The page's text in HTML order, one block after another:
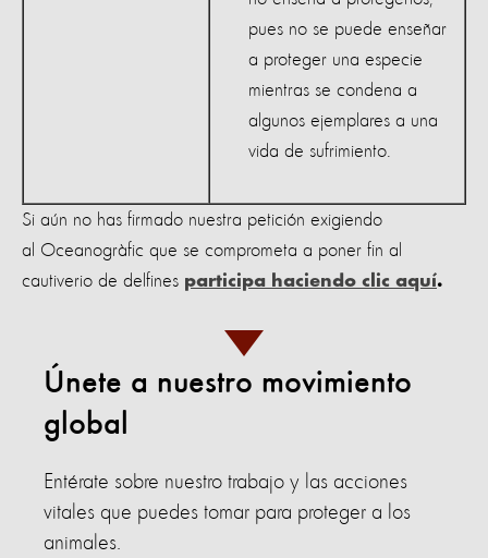
pues no se puede enseñar
a proteger una especie
mientras se condena a
algunos ejemplares a una
vida de sufrimiento.
Si aún no has firmado nuestra petición exigiendo
al Oceanogràfic que se comprometa a poner fin al
cautiverio de delfines participa haciendo clic aquí.
Únete a nuestro movimiento
global
Entérate sobre nuestro trabajo y las acciones
vitales que puedes tomar para proteger a los
animales.